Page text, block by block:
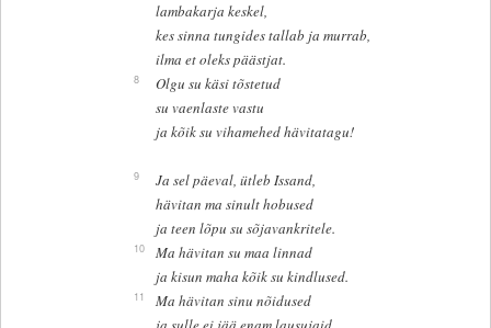
lambakarja keskel,
kes sinna tungides tallab ja murrab,
ilma et oleks päästjat.
8
Olgu su käsi tõstetud
su vaenlaste vastu
ja kõik su vihamehed hävitatagu!
9
Ja sel päeval, ütleb Issand,
hävitan ma sinult hobused
ja teen lõpu su sõjavankritele.
10
Ma hävitan su maa linnad
ja kisun maha kõik su kindlused.
11
Ma hävitan sinu nõidused